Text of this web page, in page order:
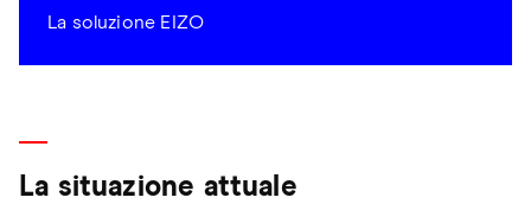
La soluzione EIZO
La situazione attuale